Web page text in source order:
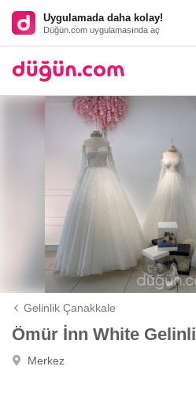
Uygulamada daha kolay!
Düğün.com uygulamasında aç
Gelinlik Çanakkale
Ömür İnn White
Merkez